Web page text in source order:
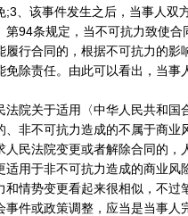
;3、该事件发生之后，当事人双
第94条规定，当不可抗力致使
履行合同的，根据不可抗力的
免除责任。由此可以看出，当
法院关于适用〈中华人民共和
、非不可抗力造成的不属于商
人民法院变更或者解除合同的
适用于非不可抗力造成的商业风
和情势变更看起来很相似，不
事件或政策调整，应当是当事